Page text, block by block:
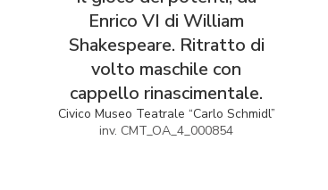
Enrico VI di William
Shakespeare. Ritratto di
volto maschile con
cappello rinascimentale.
Civico Museo Teatrale “Carlo Schmidl”
inv. CMT_OA_4_000854